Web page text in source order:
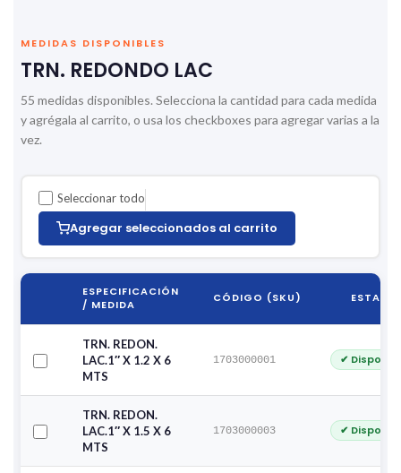
MEDIDAS DISPONIBLES
TRN. REDONDO LAC
55 medidas disponibles. Selecciona la cantidad para cada medida
y agrégala al carrito, o usa los checkboxes para agregar varias a la
vez.
Seleccionar todo
Agregar seleccionados al carrito
ESPECIFICACIÓN
/ MEDIDA
CÓDIGO (SKU) ESTADO
TRN. REDON.
LAC.1″ X 1.2 X 6
MTS
1703000001 ✔
TRN. REDON.
LAC.1″ X 1.5 X 6
MTS
1703000003 ✔